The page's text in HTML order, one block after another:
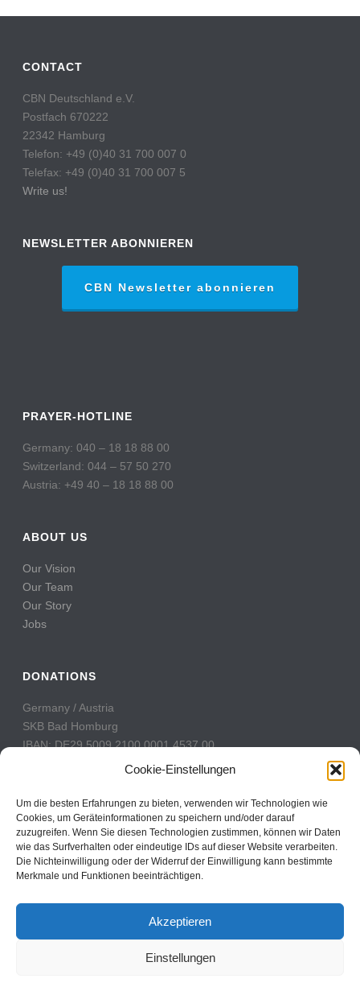
Cookie-Einstellungen
Um die besten Erfahrungen zu bieten, verwenden wir Technologien wie
Cookies, um Geräteinformationen zu speichern und/oder darauf
zuzugreifen. Wenn Sie diesen Technologien zustimmen, können wir Daten
wie das Surfverhalten oder eindeutige IDs auf dieser Website verarbeiten.
Die Nichteinwilligung oder der Widerruf der Einwilligung kann bestimmte
Merkmale und Funktionen beeinträchtigen.
Akzeptieren
Einstellungen
CONTACT
CBN Deutschland e.V.
Postfach 670222
22342 Hamburg
Telefon: +49 (0)40 31 700 007 0
Telefax: +49 (0)40 31 700 007 5
Write us!
NEWSLETTER ABONNIEREN
CBN Newsletter abonnieren
PRAYER-HOTLINE
Germany: 040 – 18 18 88 00
Switzerland: 044 – 57 50 270
Austria: +49 40 – 18 18 88 00
ABOUT US
Our Vision
Our Team
Our Story
Jobs
DONATIONS
Germany / Austria
SKB Bad Homburg
IBAN: DE29 5009 2100 0001 4537 00
BIC: GENODE51BH2
Switzerland
PostFinance
Konto: 60-742493-7
IBAN: CH31 0900 0000 6074 2493 7
BIC: POFICHBEXXX